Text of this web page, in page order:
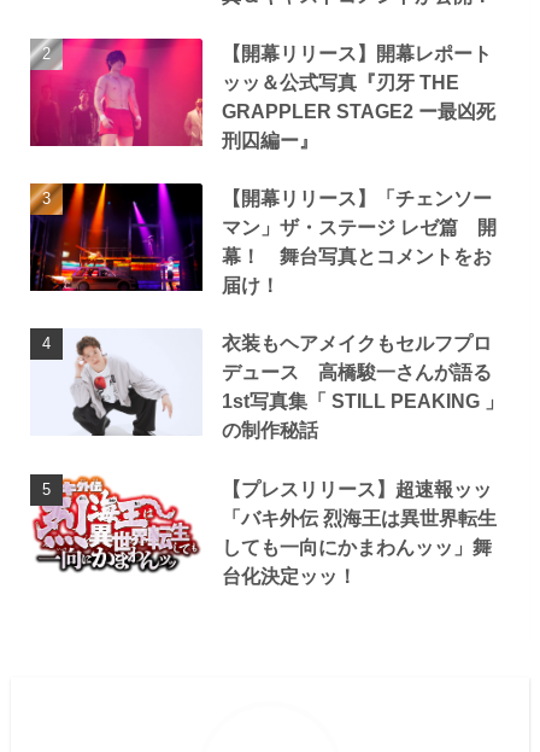
【開幕リリース】開幕レポート
ッッ＆公式写真『刃牙 THE
GRAPPLER STAGE2 ー最凶死
刑囚編ー』
【開幕リリース】「チェンソー
マン」ザ・ステージ レゼ篇 開
幕！ 舞台写真とコメントをお
届け！
衣装もヘアメイクもセルフプロ
デュース 高橋駿一さんが語る
1st写真集「 STILL PEAKING 」
の制作秘話
【プレスリリース】超速報ッッ
「バキ外伝 烈海王は異世界転生
しても一向にかまわんッッ」舞
台化決定ッッ！